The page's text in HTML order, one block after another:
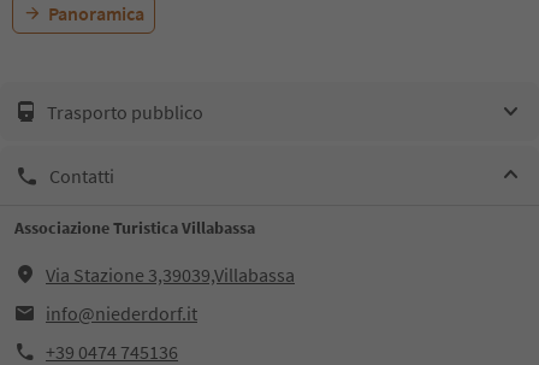
Panoramica
Trasporto pubblico
Contatti
Associazione Turistica Villabassa
Via Stazione 3,39039,Villabassa
info@niederdorf.it
+39 0474 745136